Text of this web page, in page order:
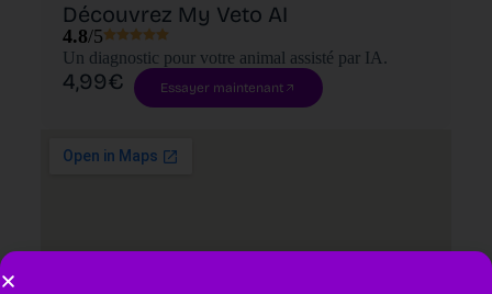
Découvrez My Veto AI
4.8/5
Un diagnostic pour votre animal assisté par IA.
4,99€ Essayer maintenant